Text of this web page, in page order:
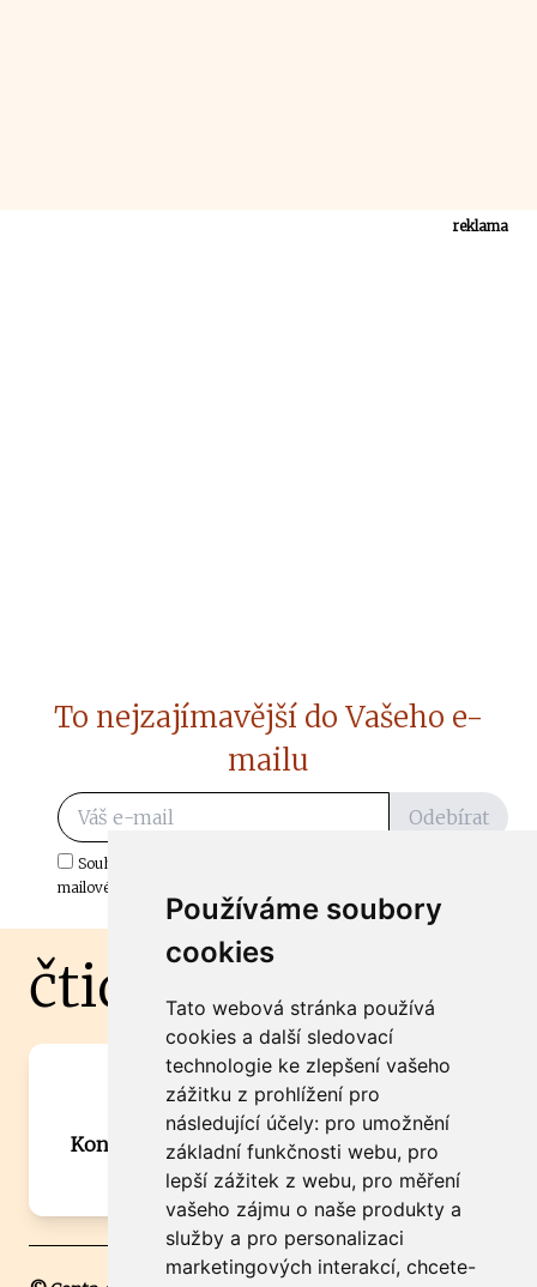
Používáme soubory
cookies
Tato webová stránka používá
cookies a další sledovací
technologie ke zlepšení vašeho
zážitku z prohlížení pro
následující účely: pro umožnění
základní funkčnosti webu, pro
lepší zážitek z webu, pro měření
vašeho zájmu o naše produkty a
služby a pro personalizaci
marketingových interakcí, chcete-
reklama
To nejzajímavější do Vašeho e-
mailu
Odebírat
Souhlasím s odběrem důležitých zpráv ze ČtiDoma.cz do mé e-
mailové schránky.
čtidoma.cz
Máte zajímavou informaci? Chcete
spolupracovat?
Kontaktujte šéfredaktora Martina Chalupu:
chalupa@ctidoma.cz